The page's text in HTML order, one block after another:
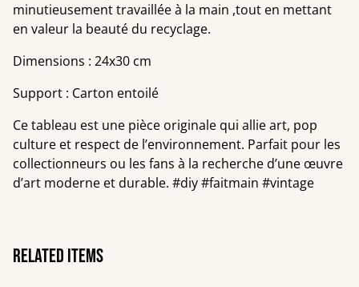
minutieusement travaillée à la main ,tout en mettant
en valeur la beauté du recyclage.
Dimensions : 24x30 cm
Support : Carton entoilé
Ce tableau est une pièce originale qui allie art, pop
culture et respect de l’environnement. Parfait pour les
collectionneurs ou les fans à la recherche d’une œuvre
d’art moderne et durable. #diy #faitmain #vintage
Related items